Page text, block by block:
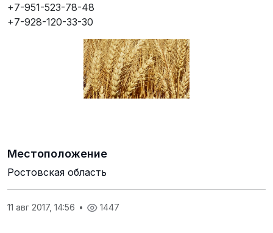
+7-951-523-78-48
+7-928-120-33-30
Местоположение
Ростовская область
11 авг 2017, 14:56 • 1447